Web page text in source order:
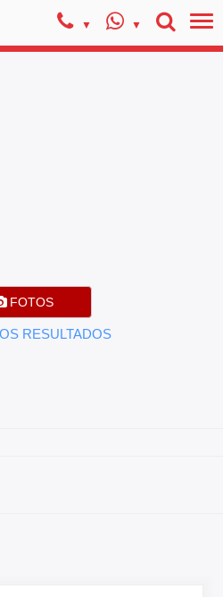
FOTOS
RESULTADOS